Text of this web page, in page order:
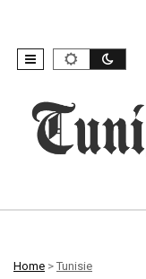
Home > Tunisie